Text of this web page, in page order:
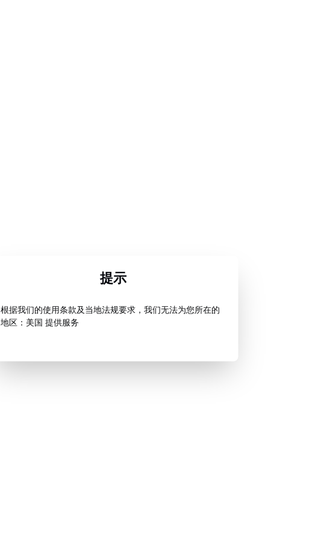
提示
根据我们的使用条款及当地法规要求，我们无法为您所在的
地区：美国 提供服务